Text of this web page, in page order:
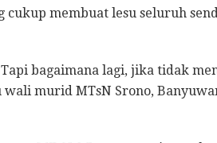
cukup membuat lesu seluruh
bagaimana lagi, jika tidak
wali murid MTsN Srono,